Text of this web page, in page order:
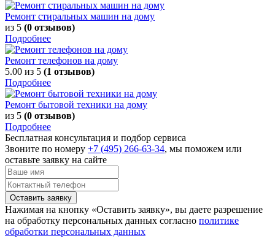
Ремонт стиральных машин на дому
из 5 (0 отзывов)
Подробнее
Ремонт телефонов на дому
5.00 из 5 (1 отзывов)
Подробнее
Ремонт бытовой техники на дому
из 5 (0 отзывов)
Подробнее
Бесплатная консультация и подбор сервиса
Звоните по номеру +7 (495) 266-63-34, мы поможем или
оставьте заявку на сайте
Оставить заявку
Нажимая на кнопку «Оставить заявку», вы даете разрешение
на обработку персональных данных согласно политике
обработки персональных данных